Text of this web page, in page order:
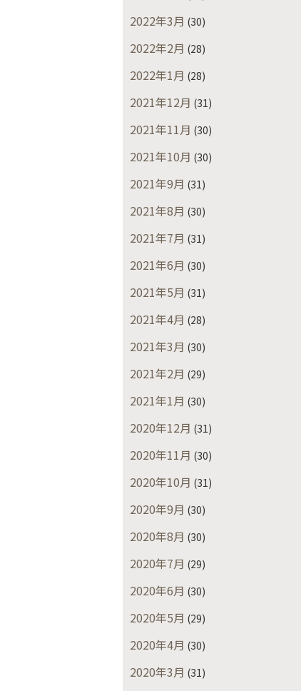
2022年3月 (30)
2022年2月 (28)
2022年1月 (28)
2021年12月 (31)
2021年11月 (30)
2021年10月 (30)
2021年9月 (31)
2021年8月 (30)
2021年7月 (31)
2021年6月 (30)
2021年5月 (31)
2021年4月 (28)
2021年3月 (30)
2021年2月 (29)
2021年1月 (30)
2020年12月 (31)
2020年11月 (30)
2020年10月 (31)
2020年9月 (30)
2020年8月 (30)
2020年7月 (29)
2020年6月 (30)
2020年5月 (29)
2020年4月 (30)
2020年3月 (31)